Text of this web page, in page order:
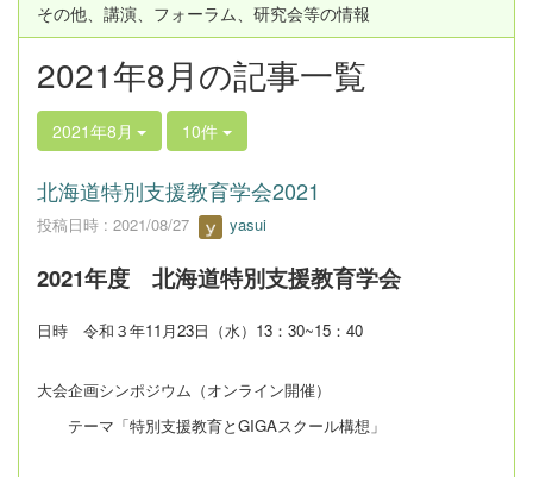
その他、講演、フォーラム、研究会等の情報
2021年8月の記事一覧
2021年8月 10件
北海道特別支援教育学会2021
投稿日時 : 2021/08/27 yasui
2021年度 北海道特別支援教育学会
日時 令和３年11 月23日（水） 13 ： 30~15 ： 40
大会企画シンポジウム（オンライン開催）
テーマ「特別支援教育とGIGAスクール構想」